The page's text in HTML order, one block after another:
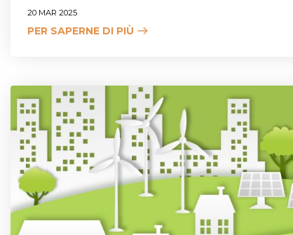
20 MAR 2025
PER SAPERNE DI PIÙ